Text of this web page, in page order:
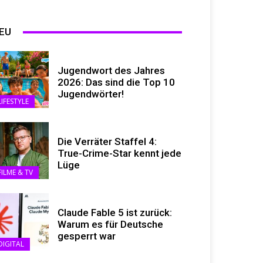
Jugendwort des Jahres
2026: Das sind die Top 10
Jugendwörter!
& TV
Die Verräter Staffel 4:
True-Crime-Star kennt jede
Lüge
Claude Fable 5 ist zurück:
Warum es für Deutsche
gesperrt war